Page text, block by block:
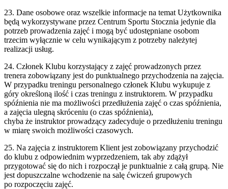
23. Dane osobowe oraz wszelkie informacje na temat Użytkownika
będą wykorzystywane przez Centrum Sportu Stocznia jedynie dla
potrzeb prowadzenia zajęć i mogą być udostępniane osobom
trzecim wyłącznie w celu wynikającym z potrzeby należytej
realizacji usług.
24. Członek Klubu korzystający z zajęć prowadzonych przez
trenera zobowiązany jest do punktualnego przychodzenia na zajęcia.
W przypadku treningu personalnego członek Klubu wykupuje z
góry określoną ilość i czas treningu z instruktorem. W przypadku
spóźnienia nie ma możliwości przedłużenia zajęć o czas spóźnienia,
a zajęcia ulegną skróceniu (o czas spóźnienia),
chyba że instruktor prowadzący zadecyduje o przedłużeniu treningu
w miarę swoich możliwości czasowych.
25. Na zajęcia z instruktorem Klient jest zobowiązany przychodzić
do klubu z odpowiednim wyprzedzeniem, tak aby zdążył
przygotować się do nich i rozpoczął je punktualnie z całą grupą. Nie
jest dopuszczalne wchodzenie na salę ćwiczeń grupowych
po rozpoczęciu zajęć.